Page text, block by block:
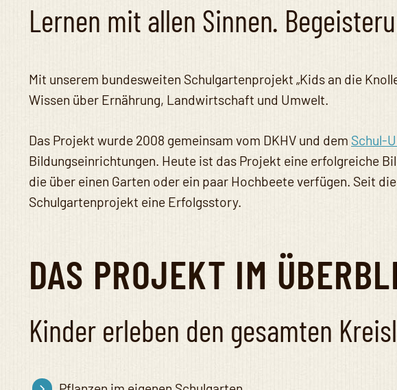
Lernen mit allen Sinnen.
Mit unserem bundesweiten Schulgartenprojekt „Kids an die
Wissen über Ernährung, Landwirtschaft und Umwelt.
Das Projekt wurde 2008 gemeinsam vom DKHV und dem Schul-
Bildungseinrichtungen. Heute ist das Projekt eine erfolgreiche
die über einen Garten oder ein paar Hochbeete verfügen. Seit
Schulgartenprojekt eine Erfolgsstory.
DAS PROJEKT IM
Kinder erleben den gesamten